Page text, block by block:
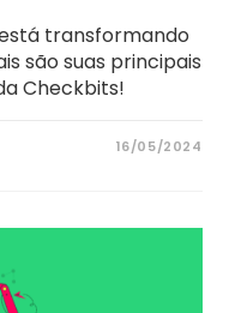
transformando
são suas principais
Checkbits!
16/05/2024